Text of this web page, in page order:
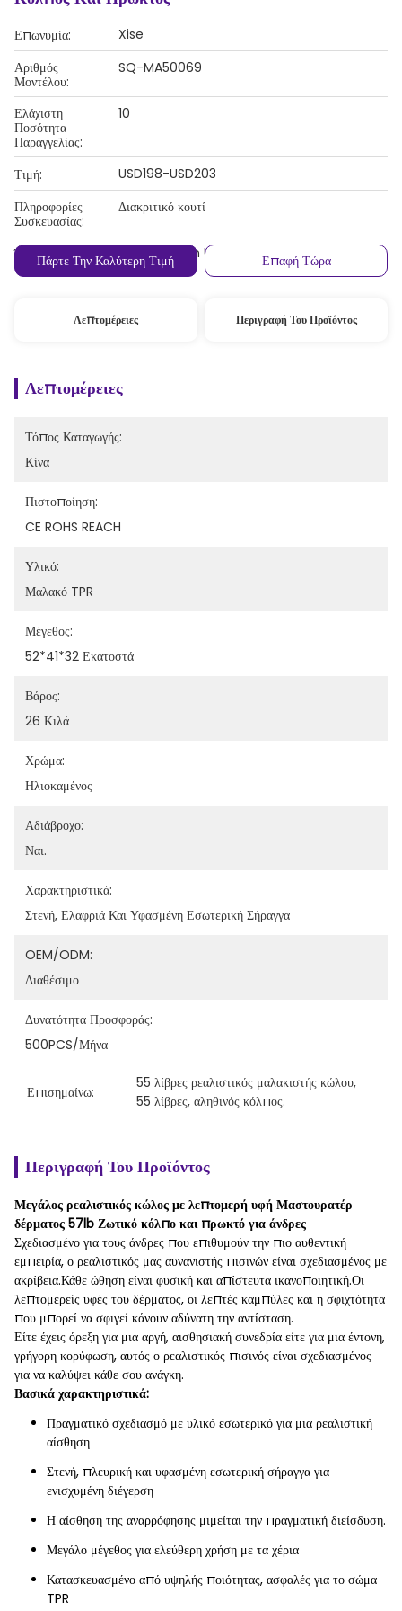
Επωνυμία:
Xise
Αριθμός
Μοντέλου:
SQ-MA50069
Ελάχιστη
Ποσότητα
Παραγγελίας:
10
Τιμή:
USD198-USD203
Πληροφορίες
Συσκευασίας:
Διακριτικό κουτί
Όροι Πληρωμής: T/T, Western Union, MoneyGram
Πάρτε Την Καλύτερη Τιμή Επαφή Τώρα
Λεπτομέρειες Περιγραφή Του Προϊόντος
Λεπτομέρειες
Τόπος Καταγωγής:
Κίνα
Πιστοποίηση:
CE ROHS REACH
Υλικό:
Μαλακό TPR
Μέγεθος:
52*41*32 Εκατοστά
Βάρος:
26 Κιλά
Χρώμα:
Ηλιοκαμένος
Αδιάβροχο:
Ναι.
Χαρακτηριστικά:
Στενή, Ελαφριά Και Υφασμένη Εσωτερική Σήραγγα
OEM/ODM:
Διαθέσιμο
Δυνατότητα Προσφοράς:
500PCS/μήνα
Επισημαίνω:
55 λίβρες ρεαλιστικός μαλακιστής κώλου,
55 λίβρες, αληθινός κόλπος.
Περιγραφή Του Προϊόντος
Μεγάλος ρεαλιστικός κώλος με λεπτομερή υφή Μαστουρατέρ
δέρματος 57lb Ζωτικό κόλπο και πρωκτό για άνδρες
Σχεδιασμένο για τους άνδρες που επιθυμούν την πιο αυθεντική
εμπειρία, ο ρεαλιστικός μας αυνανιστής πισινών είναι σχεδιασμένος με
ακρίβεια.Κάθε ώθηση είναι φυσική και απίστευτα ικανοποιητική.Οι
λεπτομερείς υφές του δέρματος, οι λεπτές καμπύλες και η σφιχτότητα
που μπορεί να σφιγεί κάνουν αδύνατη την αντίσταση.
Είτε έχεις όρεξη για μια αργή, αισθησιακή συνεδρία είτε για μια έντονη,
γρήγορη κορύφωση, αυτός ο ρεαλιστικός πισινός είναι σχεδιασμένος
για να καλύψει κάθε σου ανάγκη.
Βασικά χαρακτηριστικά:
Πραγματικό σχεδιασμό με υλικό εσωτερικό για μια ρεαλιστική
αίσθηση
Στενή, πλευρική και υφασμένη εσωτερική σήραγγα για
ενισχυμένη διέγερση
Η αίσθηση της αναρρόφησης μιμείται την πραγματική διείσδυση.
Μεγάλο μέγεθος για ελεύθερη χρήση με τα χέρια
Κατασκευασμένο από υψηλής ποιότητας, ασφαλές για το σώμα
TPR